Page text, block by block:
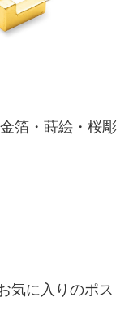
箔・蒔絵・桜彫
気に入りのポス